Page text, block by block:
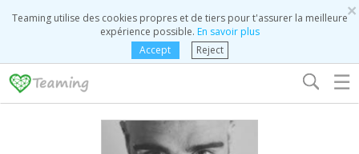
×
Teaming utilise des cookies propres et de tiers pour t'assurer la meilleure
expérience possible. En savoir plus
Accept
Reject
☰